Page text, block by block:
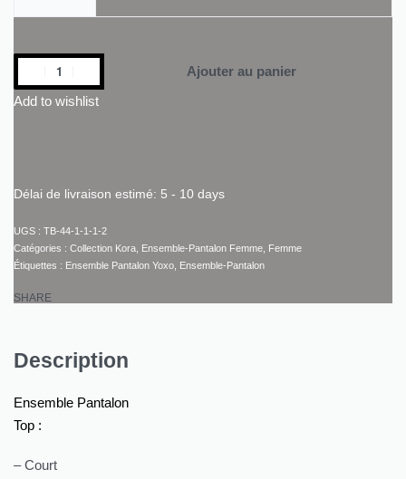
Ajouter au panier
Add to wishlist
Délai de livraison estimé: 5 - 10 days
TB-44-1-1-1-2
Catégories : Collection Kora Ensemble-Pantalon Femme Femme
Étiquettes : Ensemble Pantalon Yoxo Ensemble-Pantalon
SHARE
Description
Ensemble Pantalon
Top :
– Court